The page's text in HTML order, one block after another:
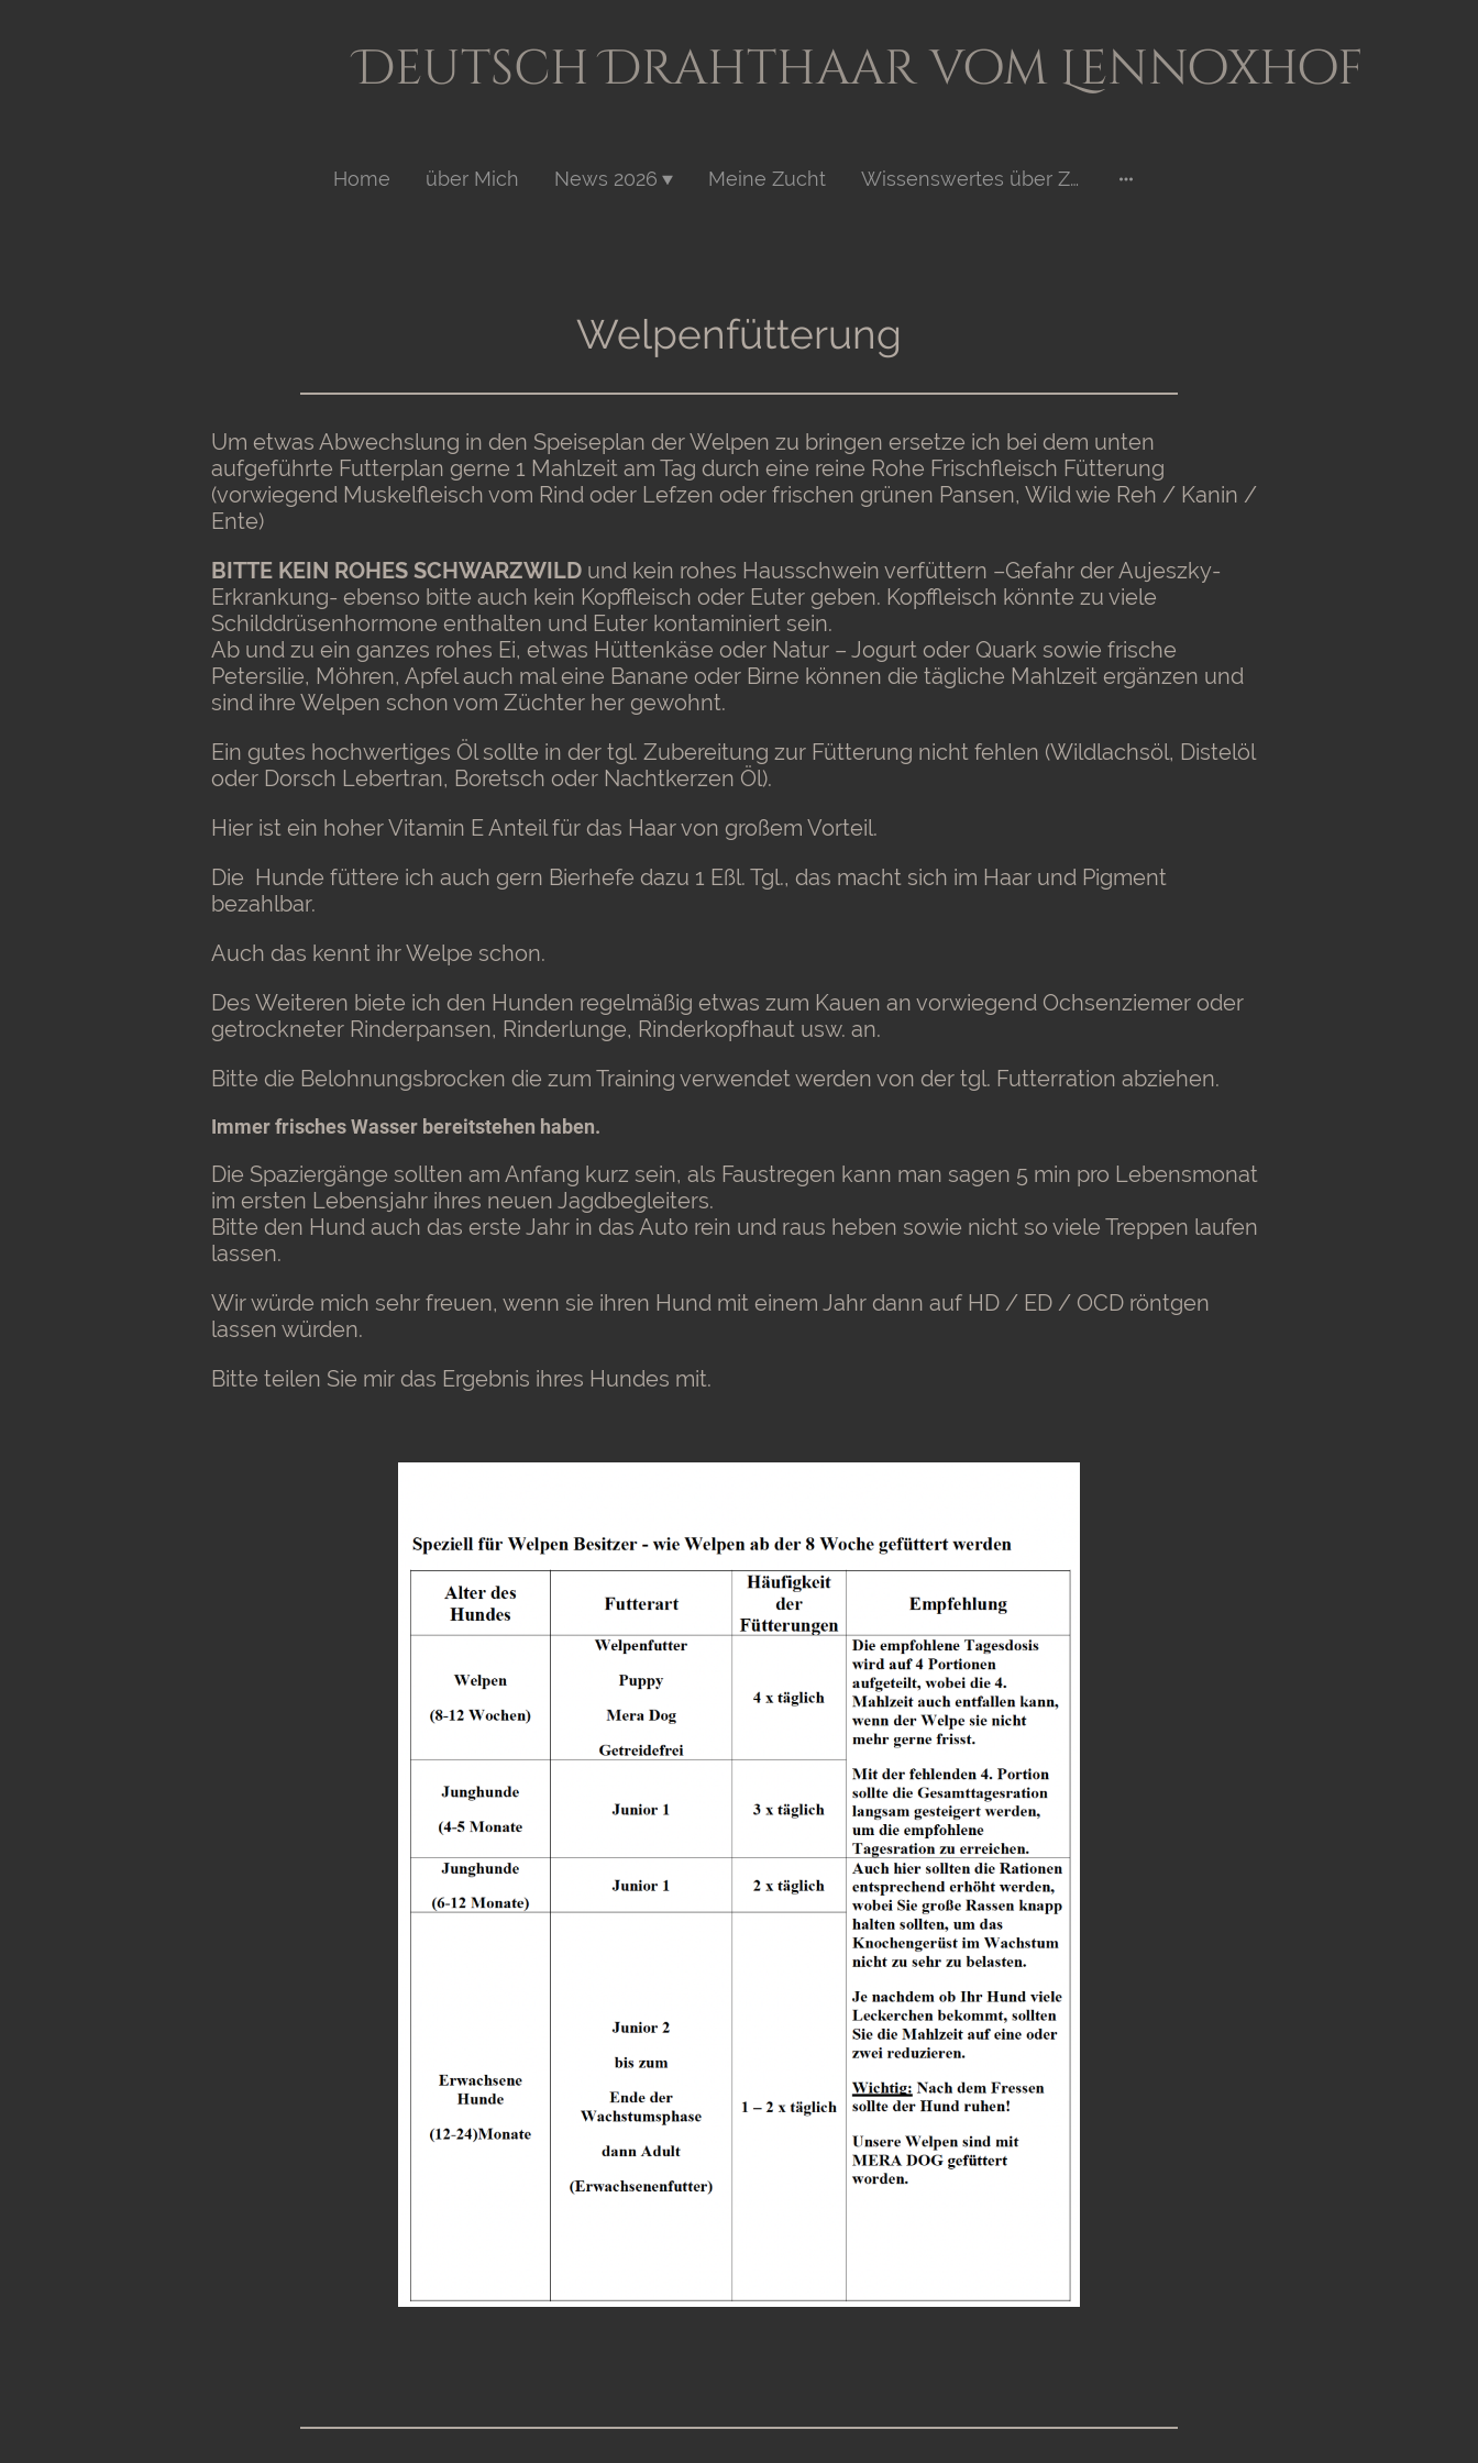
Deutsch Drahthaar vom Lennoxhof
Home über Mich News 2026 Meine Zucht Wissenswertes über Zucht
Welpenfütterung
Um etwas Abwechslung in den Speiseplan der Welpen zu bringen ersetze ich bei dem unten
aufgeführte Futterplan gerne 1 Mahlzeit am Tag durch eine reine Rohe Frischfleisch Fütterung
(vorwiegend Muskelfleisch vom Rind oder Lefzen oder frischen grünen Pansen, Wild wie Reh / Kanin /
Ente)
BITTE KEIN ROHES SCHWARZWILD und kein rohes Hausschwein verfüttern –Gefahr der Aujeszky-
Erkrankung- ebenso bitte auch kein Kopffleisch oder Euter geben. Kopffleisch könnte zu viele
Schilddrüsenhormone enthalten und Euter kontaminiert sein.
Ab und zu ein ganzes rohes Ei, etwas Hüttenkäse oder Natur – Jogurt oder Quark sowie frische
Petersilie, Möhren, Apfel auch mal eine Banane oder Birne können die tägliche Mahlzeit ergänzen und
sind ihre Welpen schon vom Züchter her gewohnt.
Ein gutes hochwertiges Öl sollte in der tgl. Zubereitung zur Fütterung nicht fehlen (Wildlachsöl, Distelöl
oder Dorsch Lebertran, Boretsch oder Nachtkerzen Öl).
Hier ist ein hoher Vitamin E Anteil für das Haar von großem Vorteil.
Die Hunde füttere ich auch gern Bierhefe dazu 1 Eßl. Tgl., das macht sich im Haar und Pigment
bezahlbar.
Auch das kennt ihr Welpe schon.
Des Weiteren biete ich den Hunden regelmäßig etwas zum Kauen an vorwiegend Ochsenziemer oder
getrockneter Rinderpansen, Rinderlunge, Rinderkopfhaut usw. an.
Bitte die Belohnungsbrocken die zum Training verwendet werden von der tgl. Futterration abziehen.
Immer frisches Wasser bereitstehen haben.
Die Spaziergänge sollten am Anfang kurz sein, als Faustregen kann man sagen 5 min pro Lebensmonat
im ersten Lebensjahr ihres neuen Jagdbegleiters.
Bitte den Hund auch das erste Jahr in das Auto rein und raus heben sowie nicht so viele Treppen laufen
lassen.
Wir würde mich sehr freuen, wenn sie ihren Hund mit einem Jahr dann auf HD / ED / OCD röntgen
lassen würden.
Bitte teilen Sie mir das Ergebnis ihres Hundes mit.